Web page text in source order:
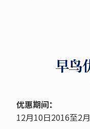
早鸟
优惠期间：
12月10日2016至2